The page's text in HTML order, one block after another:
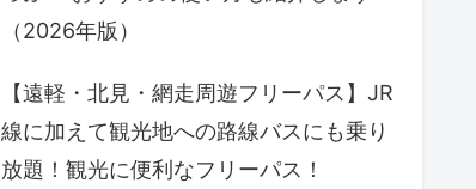
（2026年版）
【遠軽・北見・網走周遊フリーパス】JR
線に加えて観光地への路線バスにも乗り
放題！観光に便利なフリーパス！